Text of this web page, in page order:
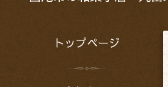
トップページ